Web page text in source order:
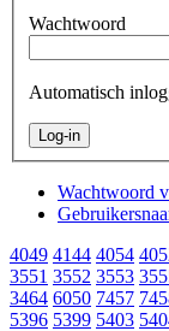
Wachtwoord
Automatisch
Wachtwoord
4049 4144 4054
3551 3552 3553
3464 6050 7457
5396 5399 5403